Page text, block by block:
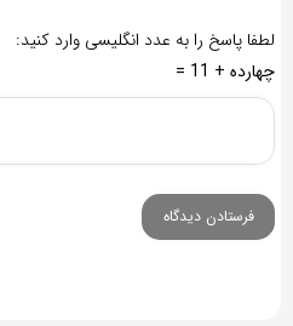
لطفا پاسخ را به عدد انگلیسی وارد کنید:
چهارده + 11 =